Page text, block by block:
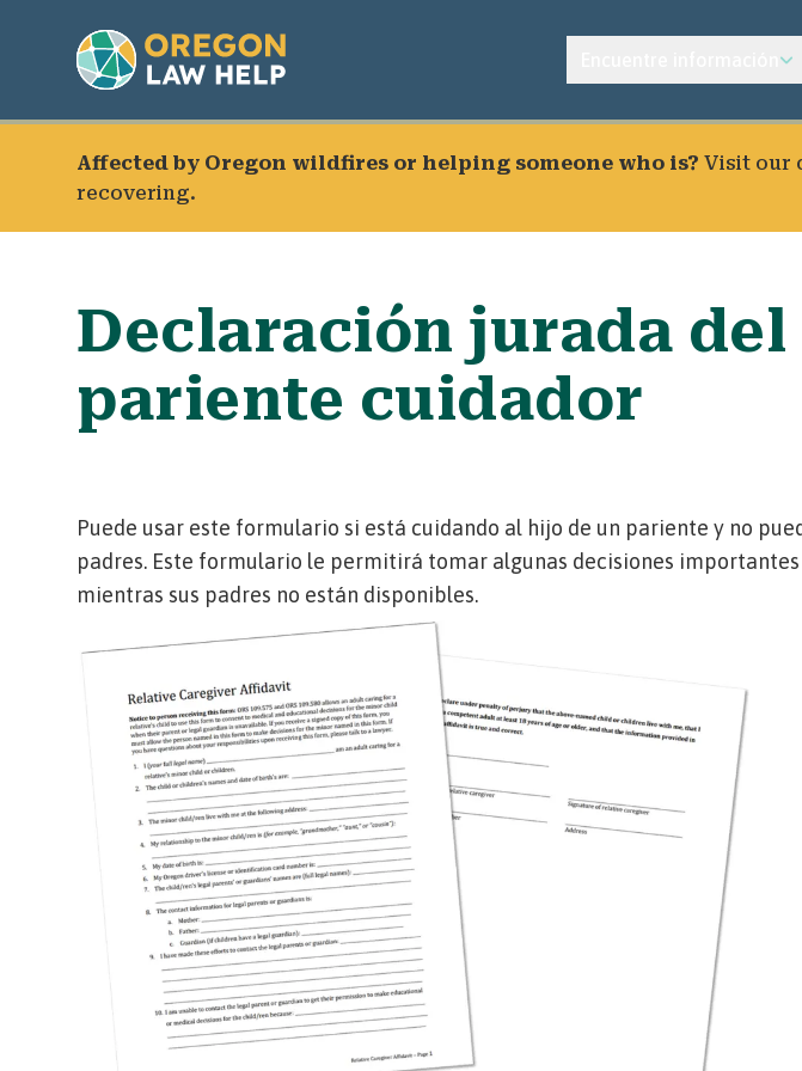
Affected by Oregon wildfires or helping someone who is? Visit our
recovering.
Declaración jurada del
pariente cuidador
Puede usar este formulario si está cuidando al hijo de un pariente y no
padres. Este formulario le permitirá tomar algunas decisiones
mientras sus padres no están disponibles.